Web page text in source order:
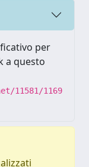
per
a questo
11581/1169